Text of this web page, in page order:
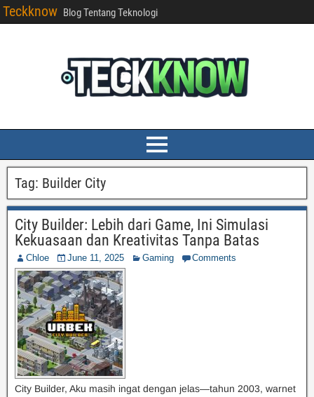
Teckknow Blog Tentang Teknologi
Tag: Builder City
City Builder: Lebih dari Game, Ini Simulasi
Kekuasaan dan Kreativitas Tanpa Batas
Chloe June 11, 2025 Gaming Comments
City Builder, Aku masih ingat dengan jelas—tahun 2003, warnet